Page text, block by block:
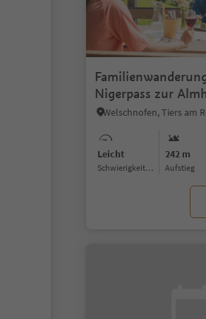
Nigerpass zur
Messnerjoch
Leicht
Schwierigkeitsgrad
242 m
Aufstieg